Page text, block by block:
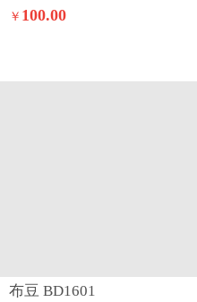
￥ 100.00
布豆 BD1601